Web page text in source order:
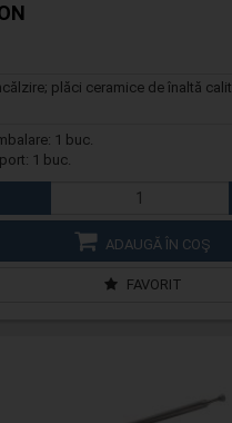
plăci ceramice de înaltă
1 buc.
1 buc.
ADAUGĂ ÎN COŞ
FAVORIT